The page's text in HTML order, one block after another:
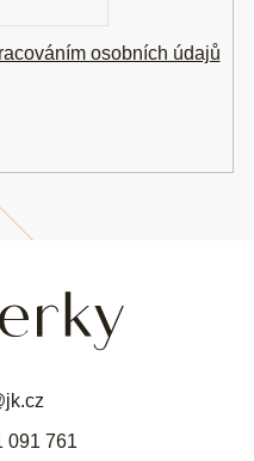
jk.cz
091 761
osobních údajů